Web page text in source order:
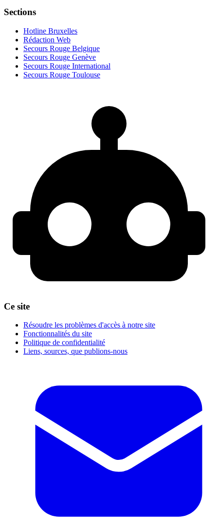
Sections
Hotline Bruxelles
Rédaction Web
Secours Rouge Belgique
Secours Rouge Genève
Secours Rouge International
Secours Rouge Toulouse
Ce site
Résoudre les problèmes d'accès à notre site
Fonctionnalités du site
Politique de confidentialité
Liens, sources, que publions-nous